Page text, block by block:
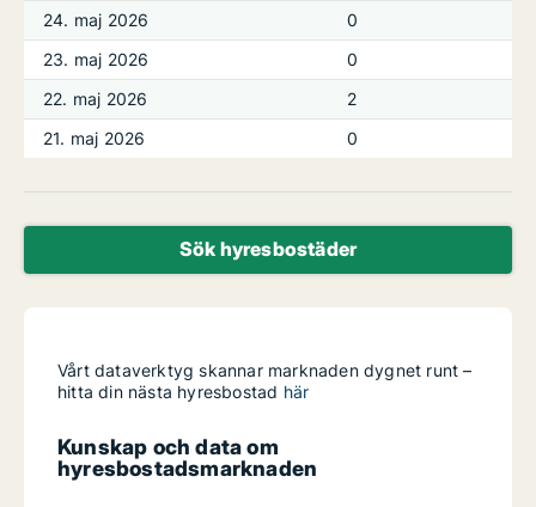
24. maj 2026
0
23. maj 2026
0
22. maj 2026
2
21. maj 2026
0
Sök hyresbostäder
Vårt dataverktyg skannar marknaden dygnet runt –
hitta din nästa hyresbostad här
Kunskap och data om
hyresbostadsmarknaden